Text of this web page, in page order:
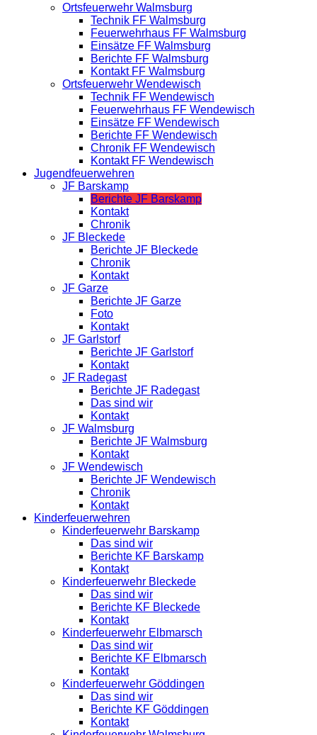
Ortsfeuerwehr Walmsburg
Technik FF Walmsburg
Feuerwehrhaus FF Walmsburg
Einsätze FF Walmsburg
Berichte FF Walmsburg
Kontakt FF Walmsburg
Ortsfeuerwehr Wendewisch
Technik FF Wendewisch
Feuerwehrhaus FF Wendewisch
Einsätze FF Wendewisch
Berichte FF Wendewisch
Chronik FF Wendewisch
Kontakt FF Wendewisch
Jugendfeuerwehren
JF Barskamp
Berichte JF Barskamp
Kontakt
Chronik
JF Bleckede
Berichte JF Bleckede
Chronik
Kontakt
JF Garze
Berichte JF Garze
Foto
Kontakt
JF Garlstorf
Berichte JF Garlstorf
Kontakt
JF Radegast
Berichte JF Radegast
Das sind wir
Kontakt
JF Walmsburg
Berichte JF Walmsburg
Kontakt
JF Wendewisch
Berichte JF Wendewisch
Chronik
Kontakt
Kinderfeuerwehren
Kinderfeuerwehr Barskamp
Das sind wir
Berichte KF Barskamp
Kontakt
Kinderfeuerwehr Bleckede
Das sind wir
Berichte KF Bleckede
Kontakt
Kinderfeuerwehr Elbmarsch
Das sind wir
Berichte KF Elbmarsch
Kontakt
Kinderfeuerwehr Göddingen
Das sind wir
Berichte KF Göddingen
Kontakt